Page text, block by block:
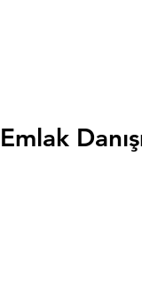
Emlak